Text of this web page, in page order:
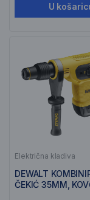
U
Električna kladiva
DEWALT
ČEKIĆ 35MM,